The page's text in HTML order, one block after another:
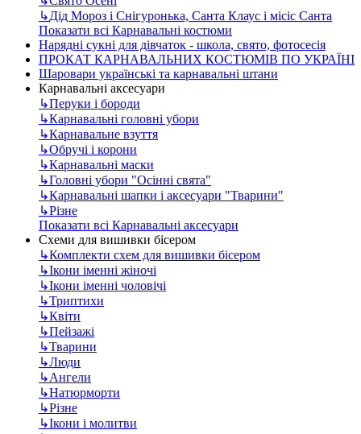
↳Дід Мороз і Снігуронька, Санта Клаус і місіс Санта
Показати всі Карнавальні костюми
Нарядні сукні для дівчаток - школа, свято, фотосесія
ПРОКАТ КАРНАВАЛЬНИХ КОСТЮМІВ ПО УКРАЇНІ
Шаровари українські та карнавальні штани
Карнавальні аксесуари
↳Перуки і бороди
↳Карнавальні головні убори
↳Карнавальне взуття
↳Обручі і корони
↳Карнавальні маски
↳Головні убори "Осінні свята"
↳Карнавальні шапки і аксесуари "Тварини"
↳Різне
Показати всі Карнавальні аксесуари
Схеми для вишивки бісером
↳Комплекти схем для вишивки бісером
↳Ікони іменні жіночі
↳Ікони іменні чоловічі
↳Триптихи
↳Квіти
↳Пейзажі
↳Тварини
↳Люди
↳Ангели
↳Натюрморти
↳Різне
↳Ікони і молитви